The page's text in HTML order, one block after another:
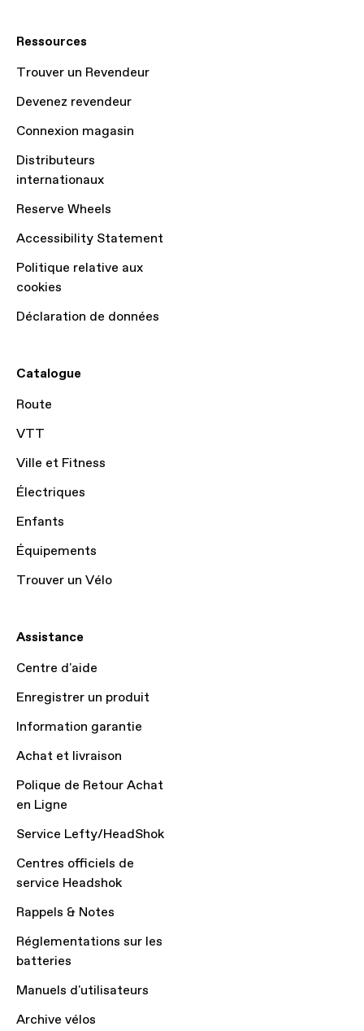
Ressources
Trouver un Revendeur
Devenez revendeur
Connexion magasin
Distributeurs
internationaux
Reserve Wheels
Accessibility Statement
Politique relative aux
cookies
Déclaration de données
Catalogue
Route
VTT
Ville et Fitness
Électriques
Enfants
Équipements
Trouver un Vélo
Assistance
Centre d'aide
Enregistrer un produit
Information garantie
Achat et livraison
Polique de Retour Achat
en Ligne
Service Lefty/HeadShok
Centres officiels de
service Headshok
Rappels & Notes
Réglementations sur les
batteries
Manuels d'utilisateurs
Archive vélos